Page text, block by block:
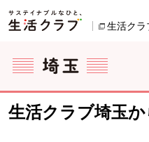
ページの先頭です。
生活クラ
ここからサイト内共通メニュ
サイト内共通メニューをスキ
サイト内共通メニューここま
生活クラブ埼玉